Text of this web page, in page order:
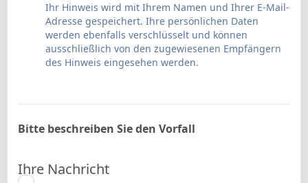
Ihr Hinweis wird mit Ihrem Namen und Ihrer E-Mail-
Adresse gespeichert. Ihre persönlichen Daten
werden ebenfalls verschlüsselt und können
ausschließlich von den zugewiesenen Empfängern
des Hinweis eingesehen werden.
Bitte beschreiben Sie den Vorfall
Ihre Nachricht